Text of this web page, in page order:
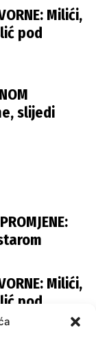
Milići,
pod
slijedi
Milići,
pod